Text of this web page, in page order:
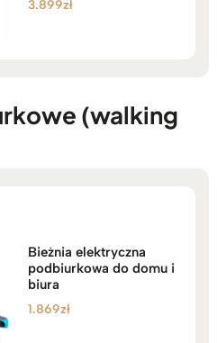
Oceniono
3.899zł
(walking
Bieżnia elektryczna
podbiurkowa do domu i
biura
1.869zł